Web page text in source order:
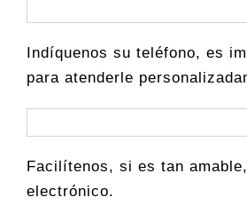
Indíquenos su teléfono, es
para atenderle
Facilítenos, si es tan
electrónico.